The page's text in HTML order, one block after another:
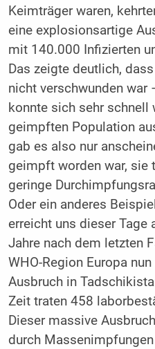
Keimträger waren,
eine explosionsartige
mit 140.000 Infizierten
Das zeigte deutlich,
nicht verschwunden war
konnte sich sehr schnell
geimpften Population
gab es also nur
geimpft worden war, sie
geringe
Oder ein anderes
erreicht uns dieser Tage
Jahre nach dem letzten
WHO-Region Europa
Ausbruch in
Zeit traten 458
Dieser massive
durch